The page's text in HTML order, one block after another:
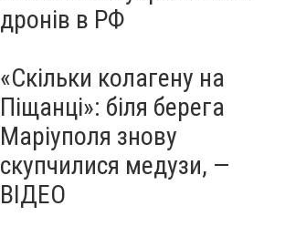
дронів в РФ
«Скільки колагену на
Піщанці»: біля берега
Маріуполя знову
скупчилися медузи, —
ВІДЕО